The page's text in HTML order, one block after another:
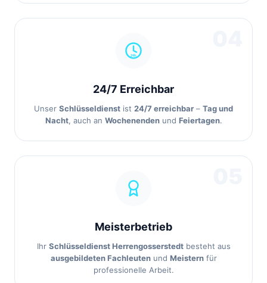
24/7 Erreichbar
Unser Schlüsseldienst ist 24/7 erreichbar – Tag und
Nacht, auch an Wochenendenund Feiertagen.
Meisterbetrieb
Ihr Schlüsseldienst Herrengosserstedtbesteht aus
ausgebildeten Fachleutenund Meisternfür
professionelle Arbeit.